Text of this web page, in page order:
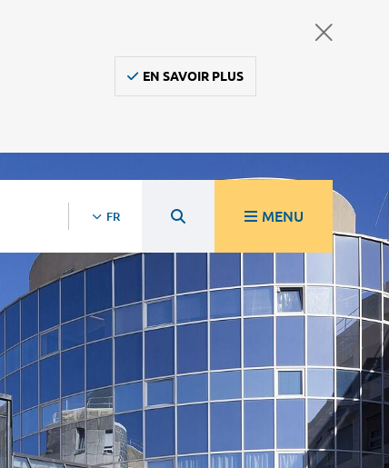
EN SAVOIR PLUS
FR MENU